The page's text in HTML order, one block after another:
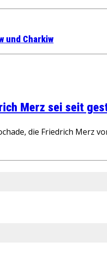
und Charkiw
Merz sei seit
die Friedrich Merz